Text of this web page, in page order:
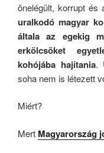
önelégült, korrupt és
uralkodó magyar
általa az egekig
erkölcsöket
kohójába hajítania.
soha nem is létezett
Miért?
Mert Magyarország